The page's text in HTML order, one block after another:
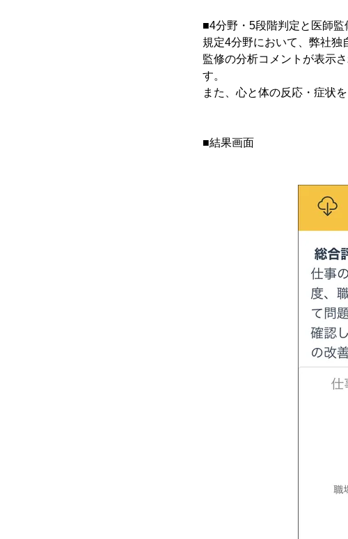
■4分野・5段階判定と医師監
規定4分野において、弊社独
監修の分析コメントが表示
す。
また、心と体の反応・症状
■結果画面